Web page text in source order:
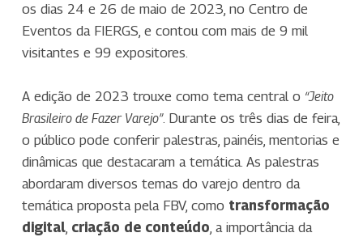
os dias 24 e 26 de maio de 2023, no Centro de
Eventos da FIERGS, e contou com mais de 9 mil
visitantes e 99 expositores.
A edição de 2023 trouxe como tema central o “Jeito
Brasileiro de Fazer Varejo”. Durante os três dias de feira,
o público pode conferir palestras, painéis, mentorias e
dinâmicas que destacaram a temática. As palestras
abordaram diversos temas do varejo dentro da
temática proposta pela FBV, como transformação
digital, criação de conteúdo, a importância da